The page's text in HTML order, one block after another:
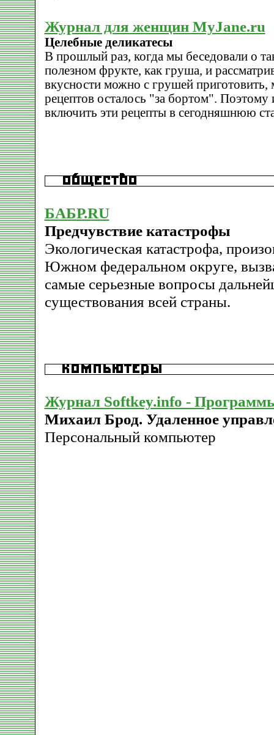
Журнал для женщин MyJane.ru
Целебные деликатесы
В прошлый раз, когда мы беседовали о
полезном фрукте, как груша, и
вкусности можно с грушей
рецептов осталось "за бортом". Поэтому
включить эти рецепты в сегодняшнюю
БАБР.RU
Предчувствие катастрофы
Экологическая катастрофа,
Южном федеральном округе,
самые серьезные вопросы
существования всей страны.
Журнал Softkey.info -
Михаил Брод. Удаленное
Персональный компьютер